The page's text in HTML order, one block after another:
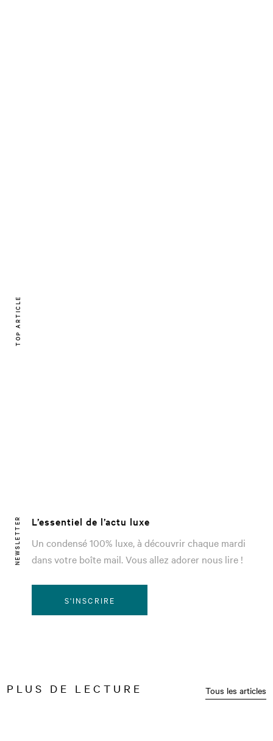
TOP ARTICLE
NEWSLETTER
L’essentiel de l’actu luxe
Un condensé 100% luxe, à découvrir chaque mardi
dans votre boîte mail. Vous allez adorer nous lire !
S'INSCRIRE
PLUS DE LECTURE Tous les articles